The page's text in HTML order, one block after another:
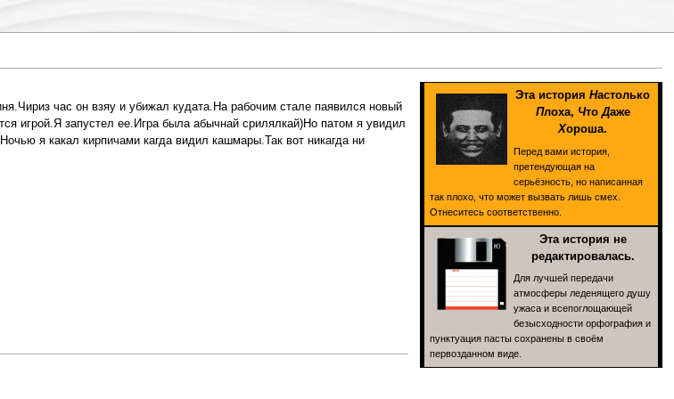
Эта историяНастолько
Плоха, ЧтоДаже
Хороша.
Перед вами история,
претендующая на
серьёзность, но написанная
так плохо, что может вызвать лишь смех.
Отнеситесь соответственно.
Эта история не
редактировалась.
Для лучшей передачи
атмосферы леденящего душу
ужаса и всепоглощающей
безысходности орфография и
пунктуация пасты сохранены в своём
первозданном виде.
час он взяу и убижал кудата.На рабочим стале паявился новый
игрой.Я запустел ее.Игра была абычнай срилялкай)Но патом я увидил
я какал кирпичами кагда видил кашмары.Так вот никагда ни